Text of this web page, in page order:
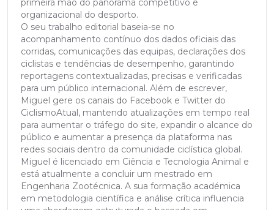
primeira mão do panorama competitivo e
organizacional do desporto.
O seu trabalho editorial baseia-se no
acompanhamento contínuo dos dados oficiais das
corridas, comunicações das equipas, declarações dos
ciclistas e tendências de desempenho, garantindo
reportagens contextualizadas, precisas e verificadas
para um público internacional. Além de escrever,
Miguel gere os canais do Facebook e Twitter do
CiclismoAtual, mantendo atualizações em tempo real
para aumentar o tráfego do site, expandir o alcance do
público e aumentar a presença da plataforma nas
redes sociais dentro da comunidade ciclística global.
Miguel é licenciado em Ciência e Tecnologia Animal e
está atualmente a concluir um mestrado em
Engenharia Zootécnica. A sua formação académica
em metodologia científica e análise crítica influencia